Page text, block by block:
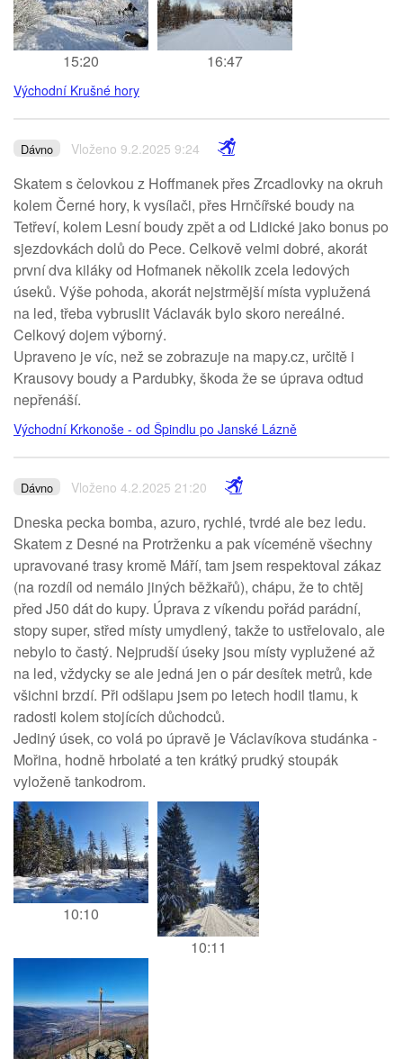
15:20 16:47
Východní Krušné hory
Dávno Vloženo 9.2.2025 9:24
Skatem s čelovkou z Hoffmanek přes Zrcadlovky na okruh
kolem Černé hory, k vysílači, přes Hrnčířské boudy na
Tetřeví, kolem Lesní boudy zpět a od Lidické jako bonus po
sjezdovkách dolů do Pece. Celkově velmi dobré, akorát
první dva kiláky od Hofmanek několik zcela ledových
úseků. Výše pohoda, akorát nejstrmější místa vyplužená
na led, třeba vybruslit Václavák bylo skoro nereálné.
Celkový dojem výborný.
Upraveno je víc, než se zobrazuje na mapy.cz, určitě i
Krausovy boudy a Pardubky, škoda že se úprava odtud
nepřenáší.
Východní Krkonoše - od Špindlu po Janské Lázně
Dávno Vloženo 4.2.2025 21:20
Dneska pecka bomba, azuro, rychlé, tvrdé ale bez ledu.
Skatem z Desné na Protrženku a pak víceméně všechny
upravované trasy kromě Máří, tam jsem respektoval zákaz
(na rozdíl od nemálo jiných běžkařů), chápu, že to chtěj
před J50 dát do kupy. Úprava z víkendu pořád parádní,
stopy super, střed místy umydlený, takže to ustřelovalo, ale
nebylo to častý. Nejprudší úseky jsou místy vyplužené až
na led, vždycky se ale jedná jen o pár desítek metrů, kde
všichni brzdí. Při odšlapu jsem po letech hodil tlamu, k
radosti kolem stojících důchodců.
Jediný úsek, co volá po úpravě je Václavíkova studánka -
Mořina, hodně hrbolaté a ten krátký prudký stoupák
vyloženě tankodrom.
10:10
10:11